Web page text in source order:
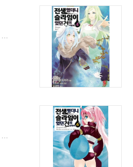
카와카미 타이키 글,그림/후세,밋츠바 원저/도영명 역
2017년 06월 30일
카와카미 타이키 글,그림/후세,밋츠바 원저/도영명 역
2017년 12월 20일